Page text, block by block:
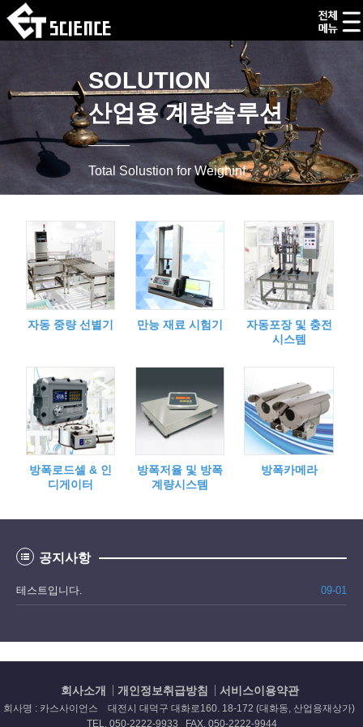
SOLUTION
산업용 계량솔루션
Total Solustion for Weighinf
자동 중량 선별기 만능 재료 시험기
자동포장 및 충전
시스템
방폭로드셀 & 인
디게이터
방폭저율 및 방폭
계량시스템
방폭카메라
공지사항
테스트입니다. 09-01
회사소개 개인정보취급방침 서비스이용약관
회사명 : 카스사이언스 대전시 대덕구 대화로160. 18-172 (대화동, 산업용재상가)
TEL. 050-2222-9933 FAX. 050-2222-9944